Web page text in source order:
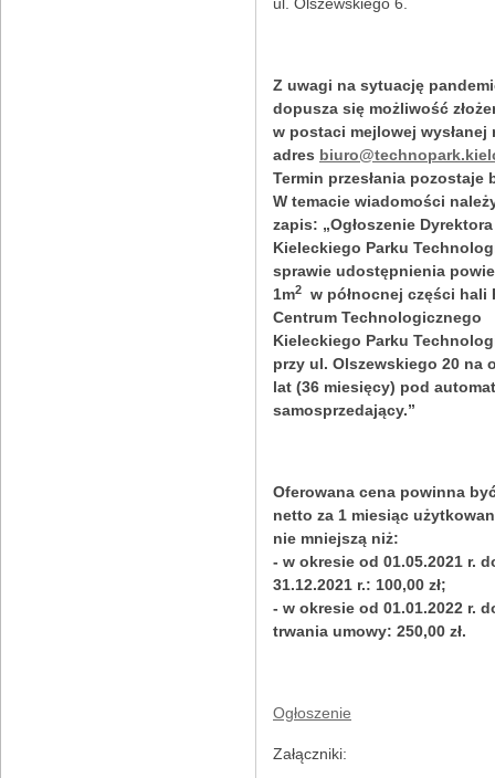
Z uwagi na sytuację
dopusza się możliwość
w postaci mejlowej wysłanej
adres
Termin przesłania pozostaje
W temacie wiadomości
zapis: „Ogłoszenie Dyrektora
Kieleckiego Parku
sprawie udostępnienia
1m2
w północnej części hali
Centrum Technologicznego
Kieleckiego Parku
przy ul. Olszewskiego 20 na
lat (36 miesięcy) pod automat
samosprzedający.”
Oferowana cena powinna
netto za 1 miesiąc
nie mniejszą niż:
- w okresie od 01.05.2021 r.
31.12.2021 r.: 100,00 zł;
- w okresie od 01.01.2022 r.
trwania umowy: 250,00 zł.
Ogłoszenie
Załączniki: